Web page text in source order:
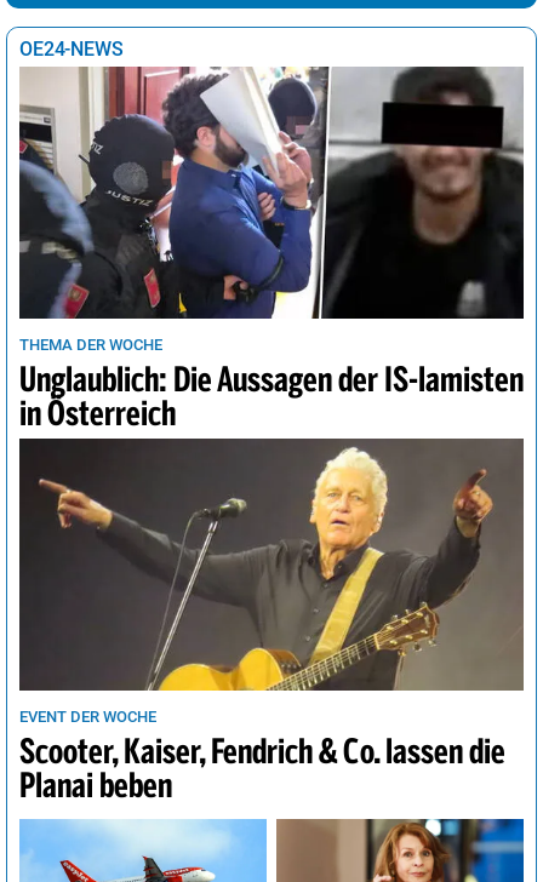
OE24-NEWS
THEMA DER WOCHE
Unglaublich: Die Aussagen der IS-lamisten
in Österreich
EVENT DER WOCHE
Scooter, Kaiser, Fendrich & Co. lassen die
Planai beben